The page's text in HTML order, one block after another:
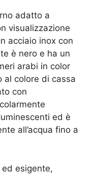
adatto a
visualizzazione
acciaio inox con
è nero e ha un
arabi in color
al colore di cassa
con
ed è
all’acqua fino a
esigente,